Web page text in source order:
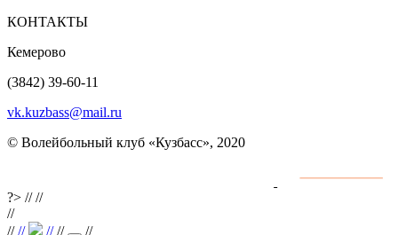
КОНТАКТЫ
Кемерово
(3842) 39-60-11
vk.kuzbass@mail.ru
© Волейбольный клуб «Кузбасс», 2020
?> ////
//
//// //// //